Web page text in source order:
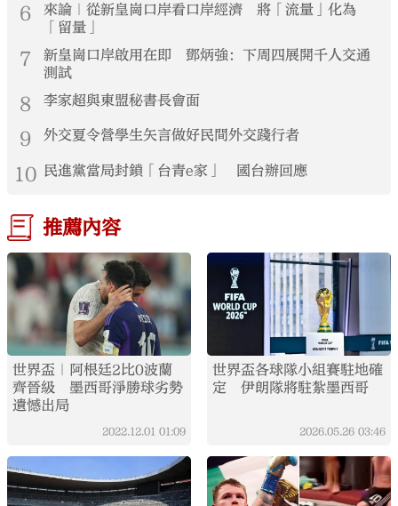
6
來論｜從新皇崗口岸看口岸經濟 將「流量」化為
「留量」
7
新皇崗口岸啟用在即 鄧炳強：下周四展開千人交通
測試
8 李家超與東盟秘書長會面
9 外交夏令營學生矢言做好民間外交踐行者
10 民進黨當局封鎖「台青e家」 國台辦回應
推薦內容
世界盃｜阿根廷2比0波蘭
齊晉級 墨西哥淨勝球劣勢
遺憾出局
2022.12.01 01:09
世界盃各球隊小組賽駐地確
定 伊朗隊將駐紮墨西哥
2026.05.26 03:46